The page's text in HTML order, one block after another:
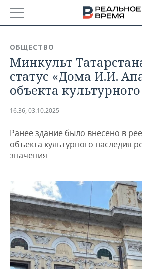
БАШКОРТОСТАН
ТАТАРСТАН
НОВОСТИ
АНАЛИТИКА
ДЕКЛАРАЦИИ О ДОХОДАХ
КОРОЛИ ГОСЗАКАЗА ПФО
КОМУ ПРИНАДЛЕЖАТ
ТОРГОВЫЕ ЦЕНТРЫ
ТАТАРСТАНА
НОВОСТИ ЭКОНОМИКИ
ФИНАНСЫ
БЮДЖЕТ
ИНВЕСТИЦИИ
ПРОМЫШЛЕННОСТЬ
НОВОСТИ
ПРОМЫШЛЕННОСТИ
АГРОПРОМ
МАШИНОСТРОЕНИЕ
НЕФТЕХИМИЯ
НЕФТЬ
НЕДВИЖИМОСТЬ
НОВОСТИ АВТО
БИЗНЕС
НОВОСТИ БИЗНЕСА
РОЗНИЧНАЯ ТОРГОВЛЯ
ТРАНСПОРТ
ТЕХНОЛОГИИ
НОВОСТИ ТЕХНОЛОГИЙ
IT
МЕРОПРИЯТИЯ
НОВОСТИ МЕРОПРИЯТИЙ
СПОРТ
ОБЩЕСТВО
Минкульт
статус «Дома И.И.
объекта
16:36, 03.10.2025
Ранее здание было внесено в
объекта культурного наследия
значения